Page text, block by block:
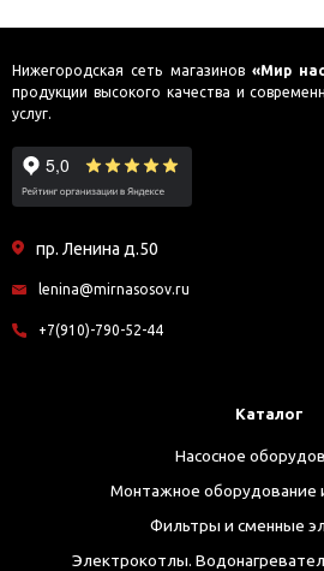
Нижегородская сеть магазинов «Мир
продукции высокого качества и
услуг.
пр. Ленина д.50
lenina@mirnasosov.ru
+7(910)-790-52-44
Каталог
Насосное
Монтажное оборудование
Фильтры и сменные
Электрокотлы.